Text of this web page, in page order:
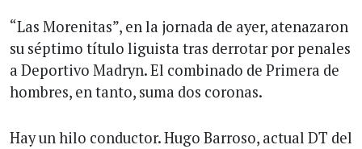
“Las Morenitas”, en la jornada de ayer, atenazaron
su séptimo título liguista tras derrotar por penales
a Deportivo Madryn. El combinado de Primera de
hombres, en tanto, suma dos coronas.
Hay un hilo conductor. Hugo Barroso, actual DT del